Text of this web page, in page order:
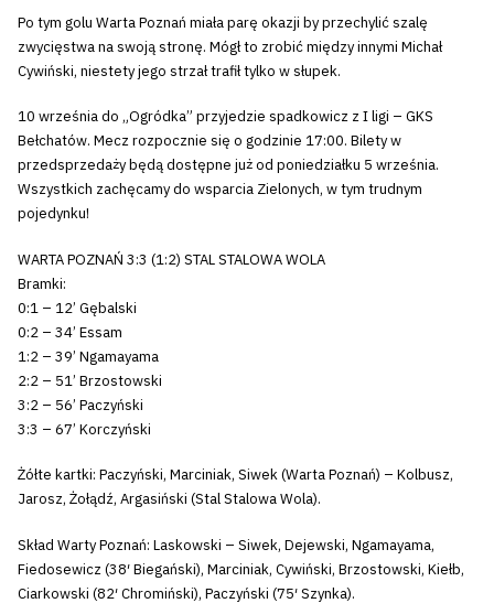
Po tym golu Warta Poznań miała parę okazji by przechylić szalę
zwycięstwa na swoją stronę. Mógł to zrobić między innymi Michał
Cywiński, niestety jego strzał trafił tylko w słupek.
10 września do „Ogródka” przyjedzie spadkowicz z I ligi – GKS
Bełchatów. Mecz rozpocznie się o godzinie 17:00. Bilety w
przedsprzedaży będą dostępne już od poniedziałku 5 września.
Wszystkich zachęcamy do wsparcia Zielonych, w tym trudnym
pojedynku!
WARTA POZNAŃ 3:3 (1:2) STAL STALOWA WOLA
Bramki:
0:1 – 12’ Gębalski
0:2 – 34’ Essam
1:2 – 39’ Ngamayama
2:2 – 51’ Brzostowski
3:2 – 56’ Paczyński
3:3 – 67’ Korczyński
Żółte kartki: Paczyński, Marciniak, Siwek (Warta Poznań) – Kolbusz,
Jarosz, Żołądź, Argasiński (Stal Stalowa Wola).
Skład Warty Poznań: Laskowski – Siwek, Dejewski, Ngamayama,
Fiedosewicz (38′ Biegański), Marciniak, Cywiński, Brzostowski, Kiełb,
Ciarkowski (82′ Chromiński), Paczyński (75′ Szynka).